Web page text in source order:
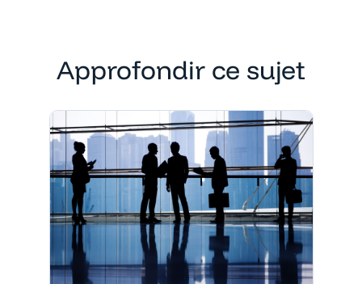
Approfondir ce sujet